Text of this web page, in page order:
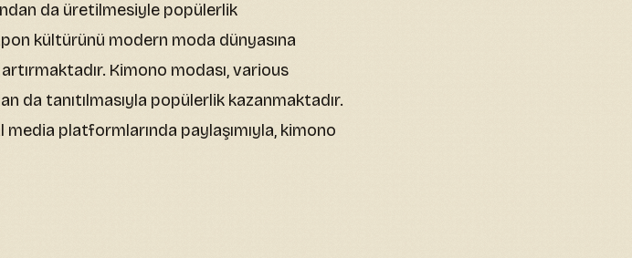
da üretilmesiyle popülerlik
kültürünü modern moda dünyasına
Kimono modası, various
da tanıtılmasıyla popülerlik kazanmaktadır.
media platformlarında paylaşımıyla, kimono